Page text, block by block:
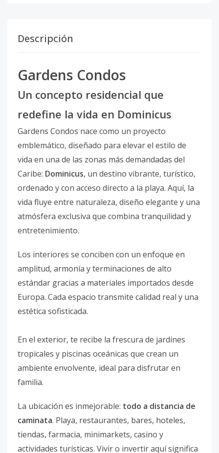
Descripción
Gardens Condos
Un concepto residencial que
redefine la vida en Dominicus
Gardens Condos nace como un proyecto
emblemático, diseñado para elevar el estilo de
vida en una de las zonas más demandadas del
Caribe: Dominicus, un destino vibrante, turístico,
ordenado y con acceso directo a la playa. Aquí, la
vida fluye entre naturaleza, diseño elegante y una
atmósfera exclusiva que combina tranquilidad y
entretenimiento.
Los interiores se conciben con un enfoque en
amplitud, armonía y terminaciones de alto
estándar gracias a materiales importados desde
Europa. Cada espacio transmite calidad real y una
estética sofisticada.
En el exterior, te recibe la frescura de jardines
tropicales y piscinas oceánicas que crean un
ambiente envolvente, ideal para disfrutar en
familia.
La ubicación es inmejorable: todo a distancia de
caminata. Playa, restaurantes, bares, hoteles,
tiendas, farmacia, minimarkets, casino y
actividades turísticas. Vivir o invertir aquí significa